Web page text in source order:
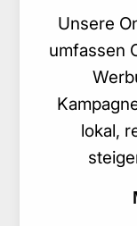
Unsere
umfassen
lokal,